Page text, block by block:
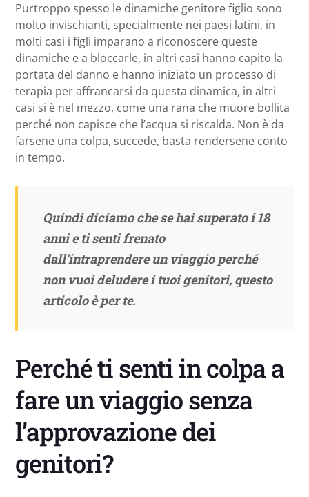
Purtroppo spesso le dinamiche genitore figlio sono
molto invischianti, specialmente nei paesi latini, in
molti casi i figli imparano a riconoscere queste
dinamiche e a bloccarle, in altri casi hanno capito la
portata del danno e hanno iniziato un processo di
terapia per affrancarsi da questa dinamica, in altri
casi si è nel mezzo, come una rana che muore bollita
perché non capisce che l’acqua si riscalda. Non è da
farsene una colpa, succede, basta rendersene conto
in tempo.
Quindi diciamo che se hai superato i 18
anni e ti senti frenato
dall’intraprendere un viaggio perché
non vuoi deludere i tuoi genitori, questo
articolo è per te.
Perché ti senti in colpa a
fare un viaggio senza
l’approvazione dei
genitori?